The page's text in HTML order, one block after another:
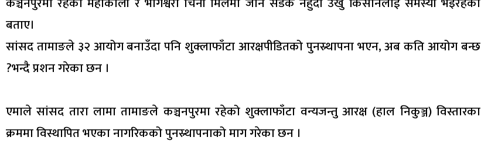
बताए।
सांसद तामाङले ३२ आयोग बनाउँदा पनि शुक्लाफाँटा आरक्षपीडितको पुनस्र्थापना भएन, अब कति आयोग बन्छ
?भन्दै प्रशन गरेका छन ।
एमाले सांसद तारा लामा तामाङले कञ्चनपुरमा रहेको शुक्लाफाँटा वन्यजन्तु आरक्ष (हाल निकुञ्ज) विस्तारका
क्रममा विस्थापित भएका नागरिकको पुनस्र्थापनाको माग गरेका छन ।